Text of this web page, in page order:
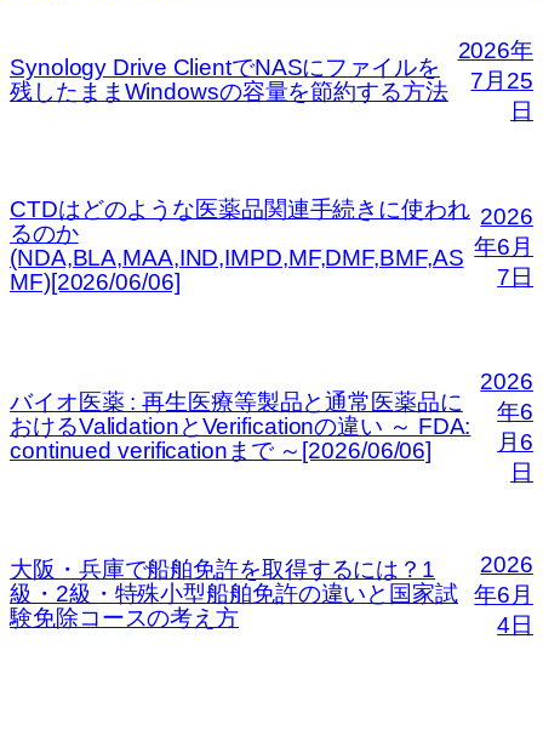
Synology Drive ClientでNASにファイルを
残したままWindowsの容量を節約する方法
2026年
7月25
日
CTDはどのような医薬品関連手続きに使われ
るのか
(NDA,BLA,MAA,IND,IMPD,MF,DMF,BMF,AS
MF)[2026/06/06]
2026
年6月
7日
バイオ医薬 : 再生医療等製品と通常医薬品に
おけるValidationとVerificationの違い ～ FDA:
continued verificationまで ～[2026/06/06]
2026
年6
月6
日
大阪・兵庫で船舶免許を取得するには？1
級・2級・特殊小型船舶免許の違いと国家試
験免除コースの考え方
2026
年6月
4日